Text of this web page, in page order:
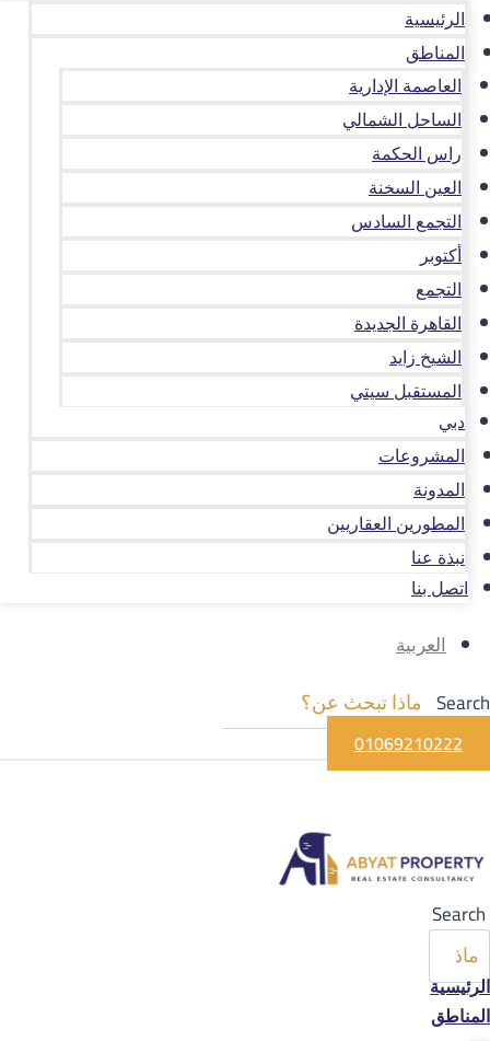
الرئيسية
المناطق
العاصمة الإدارية
الساحل الشمالي
راس الحكمة
العين السخنة
التجمع السادس
أكتوبر
التجمع
القاهرة الجديدة
الشيخ زايد
المستقبل سيتي
دبي
المشروعات
المدونة
المطورين العقاريين
نبذة عنا
اتصل بنا
العربية
Search
01069210222
Search
الرئيسية
المناطق